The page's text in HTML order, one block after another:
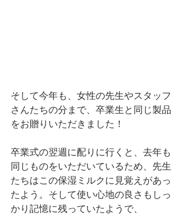
そして今年も、女性の先生やスタッフ
さんたちの分まで、卒業生と同じ製品
をお贈りいただきました！
卒業式の翌週に配りに行くと、去年も
同じものをいただいているため、先生
たちはこの保湿ミルクに見覚えがあっ
たよう。そして使い心地の良さもしっ
かり記憶に残っていたようで、